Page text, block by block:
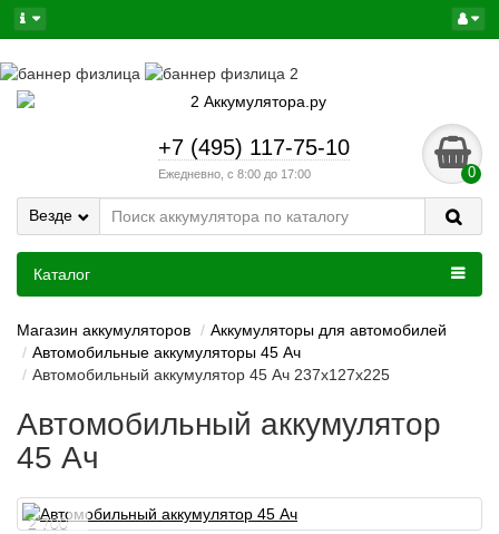
+7 (495) 117-75-10
Ежедневно, с 8:00 до 17:00 0
Везде
Каталог
Магазин аккумуляторов
Аккумуляторы для автомобилей
Автомобильные аккумуляторы 45 Ач
Автомобильный аккумулятор 45 Ач 237x127x225
Автомобильный аккумулятор
45 Ач
2 700